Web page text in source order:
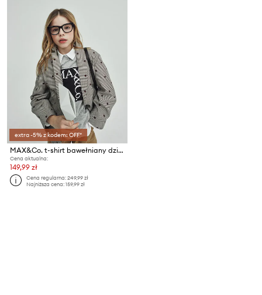
extra -5% z kodem: OFF*
MAX&Co. t-shirt bawełniany dziecięcy MAXT1F T-SHIRT
Cena aktualna:
149,99 zł
Cena regularna:249,99 zł
Najniższa cena:159,99 zł